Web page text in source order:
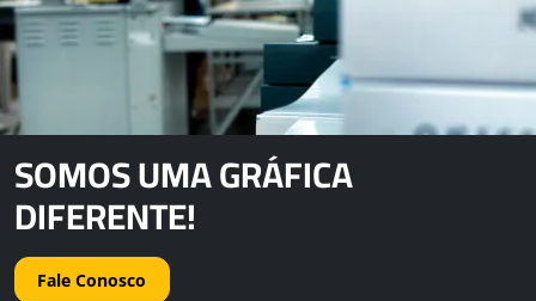
SOMOS UMA GRÁFICA
DIFERENTE!
Fale Conosco